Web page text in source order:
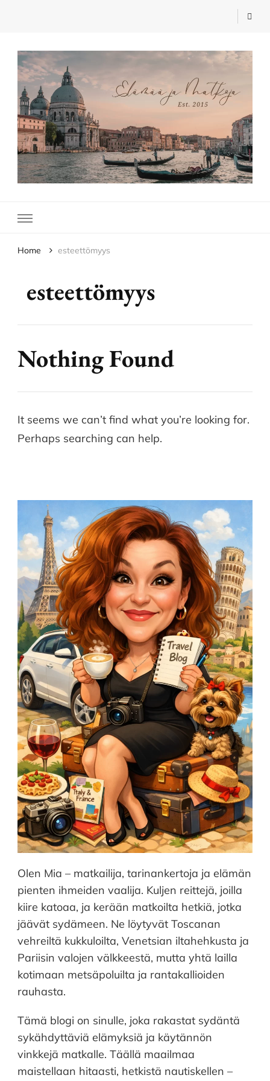
Elämää ja Matkoja
Home esteettömyys
esteettömyys
Nothing Found
It seems we can’t find what you’re looking for.
Perhaps searching can help.
Olen Mia – matkailija, tarinankertoja ja elämän
pienten ihmeiden vaalija. Kuljen reittejä, joilla
kiire katoaa, ja kerään matkoilta hetkiä, jotka
jäävät sydämeen. Ne löytyvät Toscanan
vehreiltä kukkuloilta, Venetsian iltahehkusta ja
Pariisin valojen välkkeestä, mutta yhtä lailla
kotimaan metsäpoluilta ja rantakallioiden
rauhasta.
Tämä blogi on sinulle, joka rakastat sydäntä
sykähdyttäviä elämyksiä ja käytännön
vinkkejä matkalle. Täällä maailmaa
maistellaan hitaasti, hetkistä nautiskellen –